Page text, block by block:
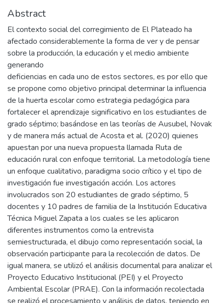
Abstract
El contexto social del corregimiento de El Plateado ha
afectado considerablemente la forma de ver y de pensar
sobre la producción, la educación y el medio ambiente
generando
deficiencias en cada uno de estos sectores, es por ello que
se propone como objetivo principal determinar la influencia
de la huerta escolar como estrategia pedagógica para
fortalecer el aprendizaje significativo en los estudiantes de
grado séptimo; basándose en las teorías de Ausubel, Novak
y de manera más actual de Acosta et al. (2020) quienes
apuestan por una nueva propuesta llamada Ruta de
educación rural con enfoque territorial. La metodología tiene
un enfoque cualitativo, paradigma socio crítico y el tipo de
investigación fue investigación acción. Los actores
involucrados son 20 estudiantes de grado séptimo, 5
docentes y 10 padres de familia de la Institución Educativa
Técnica Miguel Zapata a los cuales se les aplicaron
diferentes instrumentos como la entrevista
semiestructurada, el dibujo como representación social, la
observación participante para la recolección de datos. De
igual manera, se utilizó el análisis documental para analizar el
Proyecto Educativo Institucional (PEI) y el Proyecto
Ambiental Escolar (PRAE). Con la información recolectada